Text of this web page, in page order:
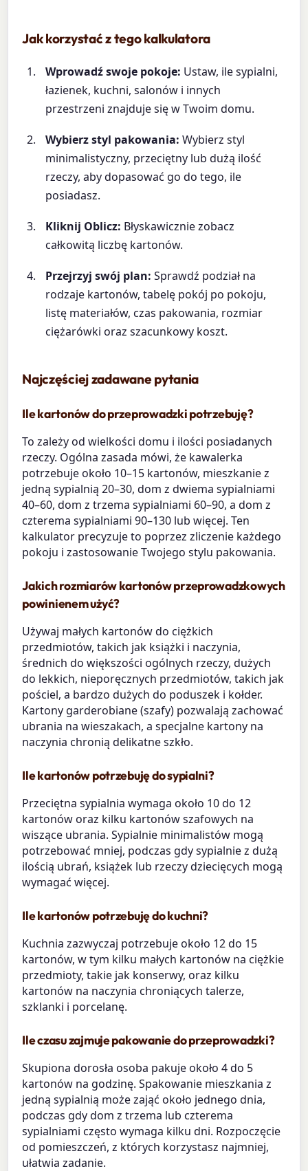
Jak korzystać z tego kalkulatora
Wprowadź swoje pokoje: Ustaw, ile sypialni,
łazienek, kuchni, salonów i innych
przestrzeni znajduje się w Twoim domu.
Wybierz styl pakowania: Wybierz styl
minimalistyczny, przeciętny lub dużą ilość
rzeczy, aby dopasować go do tego, ile
posiadasz.
Kliknij Oblicz: Błyskawicznie zobacz
całkowitą liczbę kartonów.
Przejrzyj swój plan: Sprawdź podział na
rodzaje kartonów, tabelę pokój po pokoju,
listę materiałów, czas pakowania, rozmiar
ciężarówki oraz szacunkowy koszt.
Najczęściej zadawane pytania
Ile kartonów do przeprowadzki potrzebuję?
To zależy od wielkości domu i ilości posiadanych
rzeczy. Ogólna zasada mówi, że kawalerka
potrzebuje około 10–15 kartonów, mieszkanie z
jedną sypialnią 20–30, dom z dwiema sypialniami
40–60, dom z trzema sypialniami 60–90, a dom z
czterema sypialniami 90–130 lub więcej. Ten
kalkulator precyzuje to poprzez zliczenie każdego
pokoju i zastosowanie Twojego stylu pakowania.
Jakich rozmiarów kartonów przeprowadzkowych
powinienem użyć?
Używaj małych kartonów do ciężkich
przedmiotów, takich jak książki i naczynia,
średnich do większości ogólnych rzeczy, dużych
do lekkich, nieporęcznych przedmiotów, takich jak
pościel, a bardzo dużych do poduszek i kołder.
Kartony garderobiane (szafy) pozwalają zachować
ubrania na wieszakach, a specjalne kartony na
naczynia chronią delikatne szkło.
Ile kartonów potrzebuję do sypialni?
Przeciętna sypialnia wymaga około 10 do 12
kartonów oraz kilku kartonów szafowych na
wiszące ubrania. Sypialnie minimalistów mogą
potrzebować mniej, podczas gdy sypialnie z dużą
ilością ubrań, książek lub rzeczy dziecięcych mogą
wymagać więcej.
Ile kartonów potrzebuję do kuchni?
Kuchnia zazwyczaj potrzebuje około 12 do 15
kartonów, w tym kilku małych kartonów na ciężkie
przedmioty, takie jak konserwy, oraz kilku
kartonów na naczynia chroniących talerze,
szklanki i porcelanę.
Ile czasu zajmuje pakowanie do przeprowadzki?
Skupiona dorosła osoba pakuje około 4 do 5
kartonów na godzinę. Spakowanie mieszkania z
jedną sypialnią może zająć około jednego dnia,
podczas gdy dom z trzema lub czterema
sypialniami często wymaga kilku dni. Rozpoczęcie
od pomieszczeń, z których korzystasz najmniej,
ułatwia zadanie.